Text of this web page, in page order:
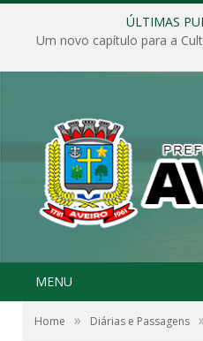
ÚLTIMAS
Um novo capítulo para a
MENU
Home » Diárias e Passagens